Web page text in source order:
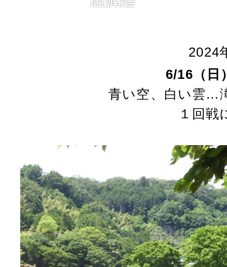
2024
6/16（日
青い空、白い雲…
１回戦